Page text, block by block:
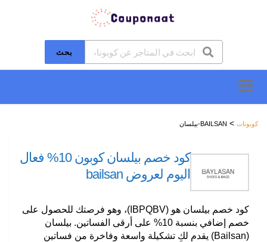
بحث
إلى
المحتوى
كوبونات > BAILSAN-بيلسان
كود خصم بيلسان كوبون 10% فعال
اليوم لعروض bailsan
كود خصم بيلسان هو (IBPQBV)، وهو فرصتك للحصول على
خصم إضافي بنسبة 10% على أرقى الفساتين. بيلسان
(Bailsan) يقدم لكِ تشكيلة واسعة وفاخرة من فساتين